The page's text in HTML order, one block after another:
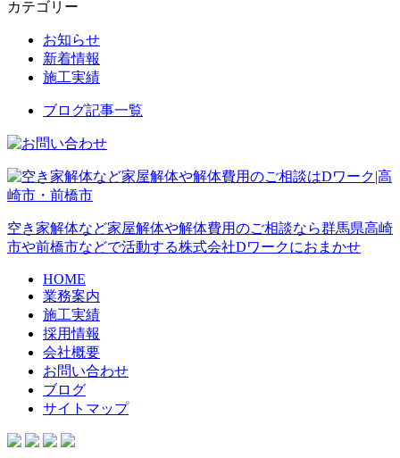
カテゴリー
お知らせ
新着情報
施工実績
ブログ記事一覧
空き家解体など家屋解体や解体費用のご相談なら群馬県高崎
市や前橋市などで活動する株式会社Dワークにおまかせ
HOME
業務案内
施工実績
採用情報
会社概要
お問い合わせ
ブログ
サイトマップ